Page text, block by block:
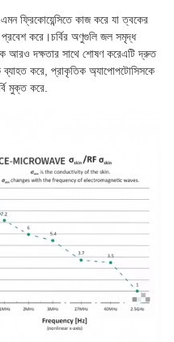
ফ্রিকোয়েন্সিতে কাজ করে যা ত্বকের
করে।চর্বির অণুগুলি জল সমৃদ্ধ
আরও দক্ষতার সাথে শোষণ করেএটি দ্রুত
ব্যাহত করে, প্রাকৃতিক অ্যাপোপটোসিসকে
মুক্ত করে.